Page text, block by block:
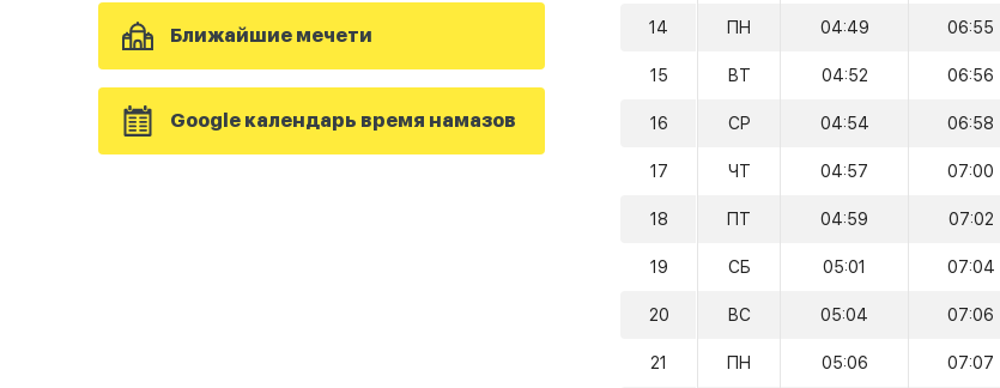
Ближайшие мечети
Google календарь время намазов
14 ПН 04:49 06:55
15 ВТ 04:52 06:56
16 СР 04:54 06:58
17 ЧТ 04:57 07:00
18 ПТ 04:59 07:02
19 СБ 05:01 07:04
20 ВС 05:04 07:06
21 ПН 05:06 07:07